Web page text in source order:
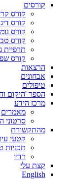
קורסים
קורס
קורס
קורס
קורס
תרפיית
קורס
הרצאות
אבחונים
טיפולים
הספר 'היקום
מרכז הידע
מאמרים
סרטוני
מהתקשורת
קטעי
תכניות
רדיו
קצת עלי
English